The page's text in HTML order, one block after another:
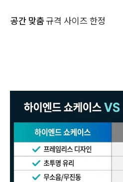
공간 맞춤규격 사이즈 한정